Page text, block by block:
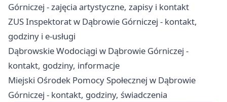
Górniczej - zajęcia artystyczne, zapisy i kontakt
ZUS Inspektorat w Dąbrowie Górniczej - kontakt,
godziny i e-usługi
Dąbrowskie Wodociągi w Dąbrowie Górniczej -
kontakt, godziny, informacje
Miejski Ośrodek Pomocy Społecznej w Dąbrowie
Górniczej - kontakt, godziny, świadczenia